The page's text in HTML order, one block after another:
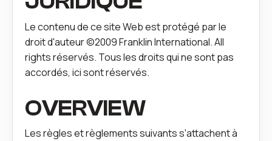
Le contenu de ce site Web est protégé par le
droit d'auteur ©2009 Franklin International. All
rights réservés. Tous les droits qui ne sont pas
accordés, ici sont réservés.
OVERVIEW
Les règles et règlements suivants s'attachent à